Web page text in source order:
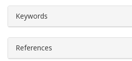
Keywords
References